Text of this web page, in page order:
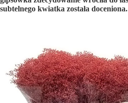
subtelnego kwiatka została doceniona.